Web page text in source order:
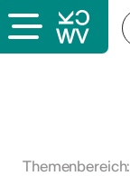
Themenbereich: